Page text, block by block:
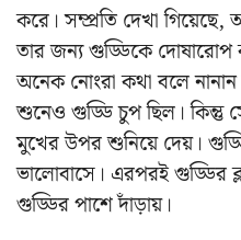
করে। সম্প্রতি দেখা
তার জন্য গুড্ডিকে দোষারোপ
অনেক নোংরা কথা বলে
শুনেও গুড্ডি চুপ ছিল। কিন্তু
মুখের উপর শুনিয়ে দেয়।
ভালোবাসে। এরপরই গুড্ডির
গুড্ডির পাশে দাঁড়ায়।